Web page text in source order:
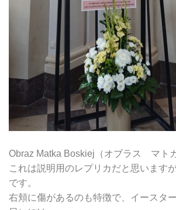
Obraz Matka Boskiej（オブラス マト
これは説明用のレプリカだと思います
です。
右頬に傷があるのも特徴で、イースタ